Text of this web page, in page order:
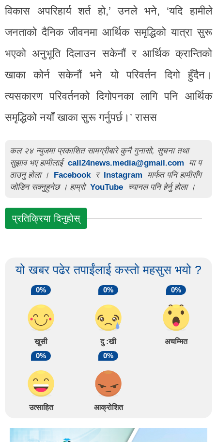
विकास अपरिहार्य शर्त हो,’ उनले भने, ‘यदि हामीले
जनताको दैनिक जीवनमा आर्थिक समृद्धिको यात्रा सुरू
भएको अनुभूति दिलाउन सकेनौं र आर्थिक क्रान्तिको
खाका कोर्न सकेनौं भने यो परिवर्तन दिगो हुँदैन।
त्यसकारण परिवर्तनको दिगोपनका लागि पनि आर्थिक
समृद्धिको नयाँ खाका सुरू गर्नुपर्छ।’ रासस
कल २४ न्युजमा प्रकाशित सामग्रीबारे कुनै गुनासो, सुचना तथा
सुझाव भए हामीलाई call24news.media@gmail.com
मा प
ठाउनु होला ।
Facebook र Instagram
मार्फत पनि हामीसँग
जोडिन सक्नुहुनेछ । हाम्रो YouTube च्यानल पनि हेर्नु होला ।
प्रतिक्रिया दिनुहोस्
यो खबर पढेर तपाईंलाई कस्तो महसुस भयो ?
0%
खुसी
0%
दु :खी
0%
अचम्मित
0%
उत्साहित
0%
आक्रोशित